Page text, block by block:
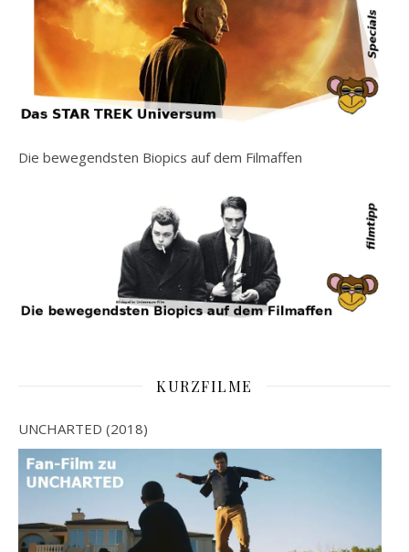
Die bewegendsten Biopics auf dem Filmaffen
KURZFILME
UNCHARTED (2018)